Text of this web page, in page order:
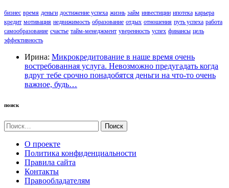
бизнес время деньги достижение успеха жизнь займ инвестиции ипотека карьера
кредит мотивация недвижимость образование отдых отношения путь успеха работа
самообразование счастье тайм-менеджмент уверенность успех финансы цель
эффективность
Ирина: Микрокредитование в наше время очень
востребованная услуга. Невозможно предугадать когда
вдруг тебе срочно понадобятся деньги на что-то очень
важное, будь…
поиск
Найти:
О проекте
Политика конфиденциальности
Правила сайта
Контакты
Правообладателям